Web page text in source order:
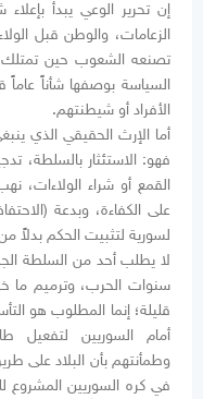
إن تحرير الوعي يبدأ
الزعامات، والوطن قبل
تصنعه الشعوب حين تمتلك
السياسة بوصفها شأناً عاماً
الأفراد أو شيطنتهم.
أما الإرث الحقيقي الذي
فهو: الاستئثار بالسلطة،
القمع أو شراء الولاءات،
على الكفاءة، وبدعة
لسورية لتثبيت الحكم بدلاً
لا يطلب أحد من السلطة
سنوات الحرب، وترميم ما
قليلة؛ إنما المطلوب هو
أمام السوريين لتفعيل
وطمأنتهم بأن البلاد على
في كره السوريين المشروع